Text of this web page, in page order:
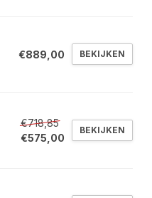
€889,00 BEKIJKEN
€718,85
€575,00
BEKIJKEN